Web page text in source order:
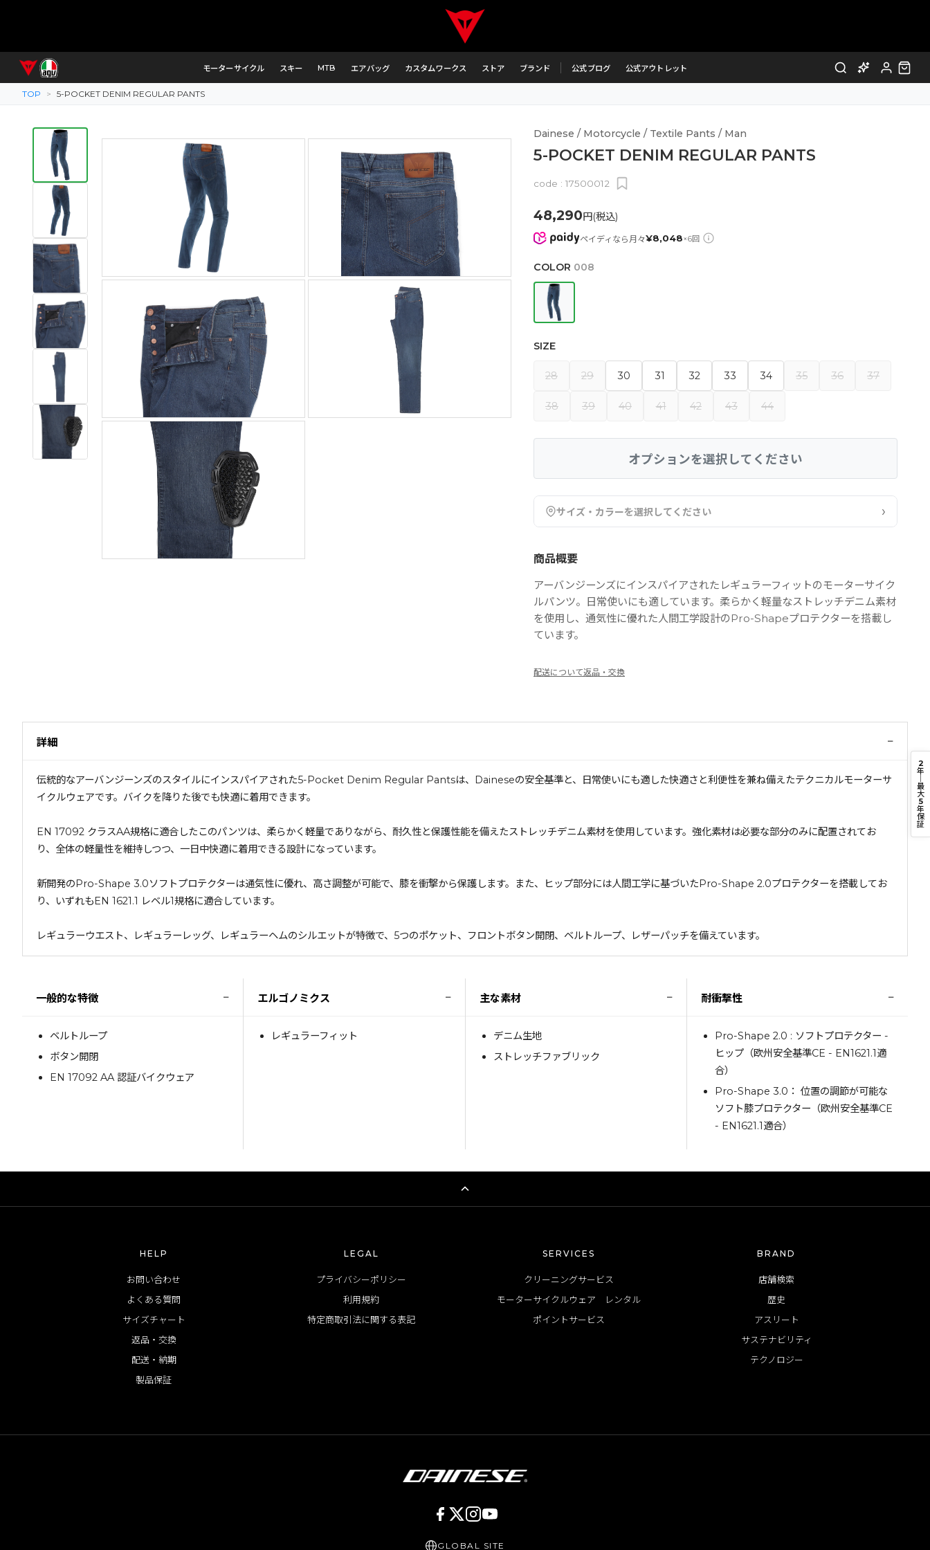
モーターサイクル スキー MTB エアバッグ カスタムワークス ストア ブランド 公式ブログ 公式アウトレット
TOP > 5-POCKET DENIM REGULAR PANTS
Dainese / Motorcycle / Textile Pants / Man
5-POCKET DENIM REGULAR PANTS
code : 17500012
48,290円(税込)
ペイディなら月々¥8,048×6回
COLOR 008
SIZE
28 29 30 31 32 33 34 35 36 37
38 39 40 41 42 43 44
オプションを選択してください
サイズ・カラーを選択してください ›
商品概要
アーバンジーンズにインスパイアされたレギュラーフィットのモーターサイク
ルパンツ。日常使いにも適しています。柔らかく軽量なストレッチデニム素材
を使用し、通気性に優れた人間工学設計のPro-Shapeプロテクターを搭載し
ています。
配送について返品・交換
詳細 −
伝統的なアーバンジーンズのスタイルにインスパイアされた5-Pocket Denim Regular Pantsは、Daineseの安全基準と、日常使いにも適した快適さと利便性を兼ね備えたテクニカルモーターサ
イクルウェアです。バイクを降りた後でも快適に着用できます。
EN 17092 クラスAA規格に適合したこのパンツは、柔らかく軽量でありながら、耐久性と保護性能を備えたストレッチデニム素材を使用しています。強化素材は必要な部分のみに配置されてお
り、全体の軽量性を維持しつつ、一日中快適に着用できる設計になっています。
新開発のPro-Shape 3.0ソフトプロテクターは通気性に優れ、高さ調整が可能で、膝を衝撃から保護します。また、ヒップ部分には人間工学に基づいたPro-Shape 2.0プロテクターを搭載してお
り、いずれもEN 1621.1 レベル1規格に適合しています。
レギュラーウエスト、レギュラーレッグ、レギュラーヘムのシルエットが特徴で、5つのポケット、フロントボタン開閉、ベルトループ、レザーパッチを備えています。
一般的な特徴 −
ベルトループ
ボタン開閉
EN 17092 AA 認証バイクウェア
エルゴノミクス −
レギュラーフィット
主な素材 −
デニム生地
ストレッチファブリック
耐衝撃性 −
Pro-Shape 2.0 : ソフトプロテクター -
ヒップ（欧州安全基準CE - EN1621.1適
合）
Pro-Shape 3.0： 位置の調節が可能な
ソフト膝プロテクター（欧州安全基準CE
- EN1621.1適合）
2
年
最
大
5
年
保
証
HELP
お問い合わせ
よくある質問
サイズチャート
返品・交換
配送・納期
製品保証
LEGAL
プライバシーポリシー
利用規約
特定商取引法に関する表記
SERVICES
クリーニングサービス
モーターサイクルウェア レンタル
ポイントサービス
BRAND
店舗検索
歴史
アスリート
サステナビリティ
テクノロジー
GLOBAL SITE